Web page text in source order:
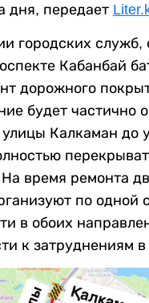
дня, передает
городских служб,
Кабанбай
дорожного
будет частично
улицы Калкаман до
На время ремонта
по одной
в обоих
к затруднениям